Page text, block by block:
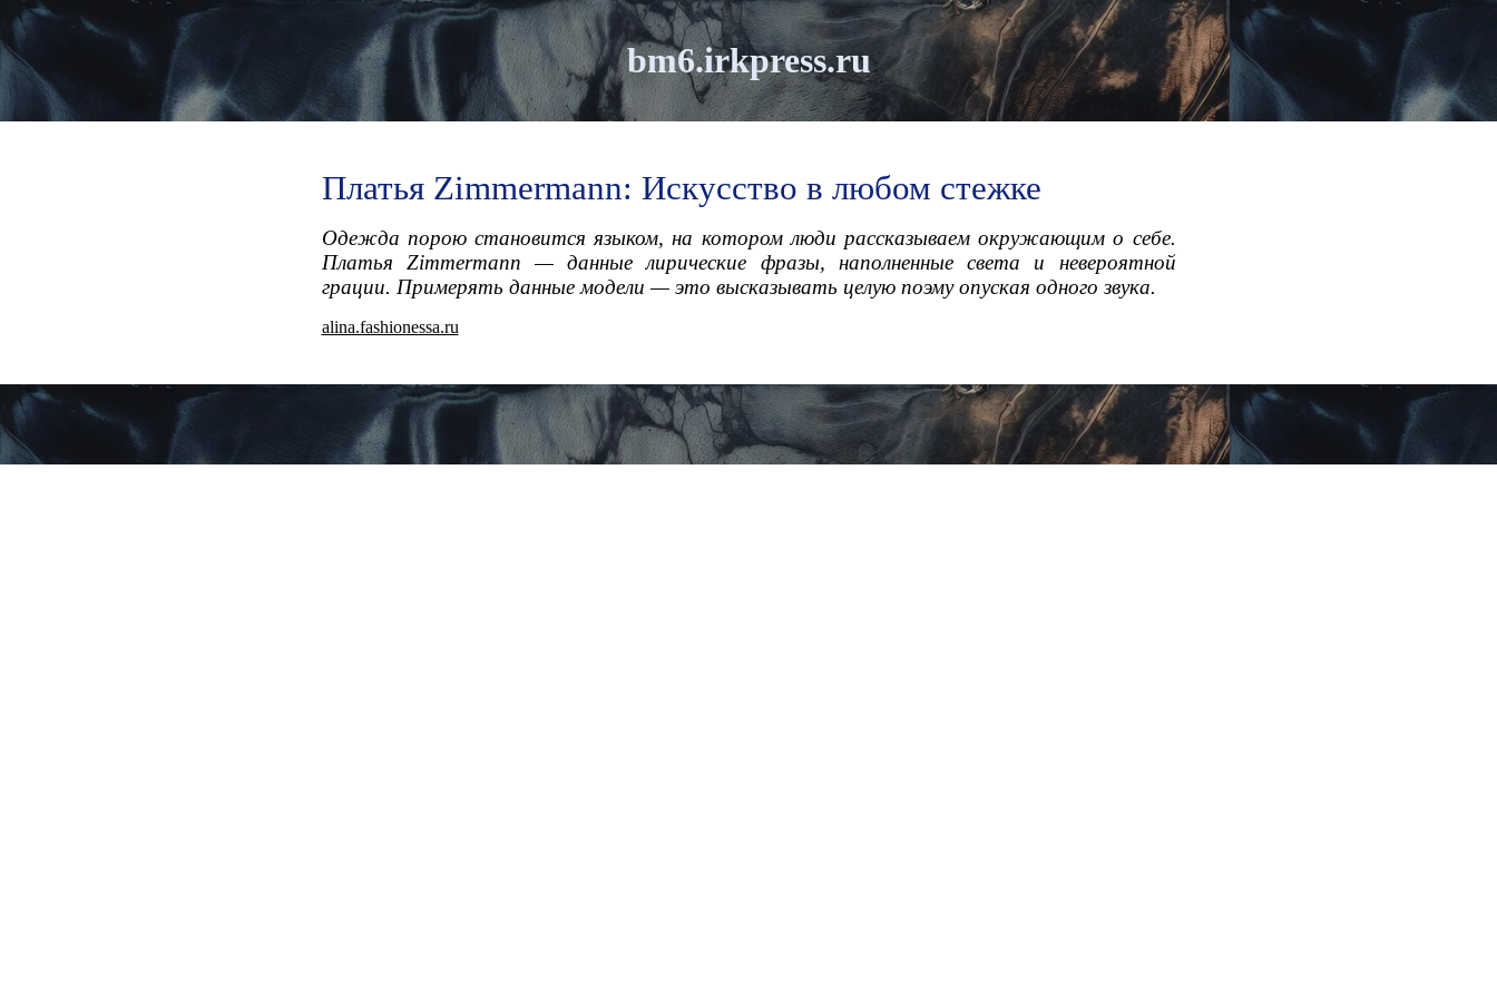
bm6.irkpress.ru
Платья Zimmermann: Искусство в любом стежке
Одежда порою становится языком, на котором люди рассказываем окружающим о себе.
Платья Zimmermann — данные лирические фразы, наполненные света и невероятной
грации. Примерять данные модели — это высказывать целую поэму опуская одного звука.
alina.fashionessa.ru